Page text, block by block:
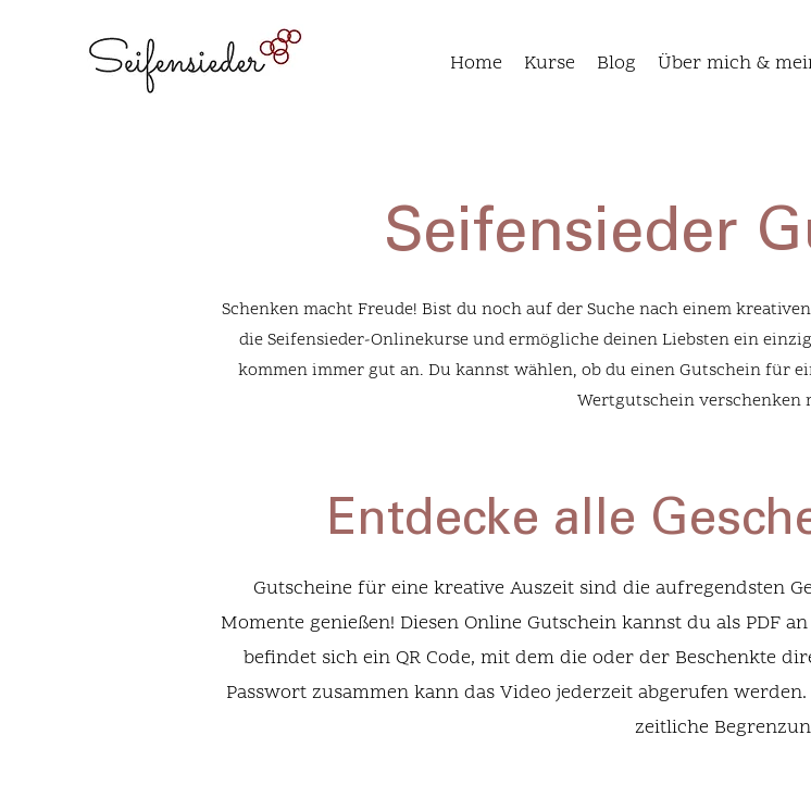
Home Kurse Blog Über mich &
Seifensieder
Schenken macht Freude! Bist du noch auf der Suche nach einem
die Seifensieder-Onlinekurse und ermögliche deinen Liebsten ein
kommen immer gut an. Du kannst wählen, ob du einen Gutschein für
Wertgutschein verschenken
Entdecke alle
Gutscheine für eine kreative Auszeit sind die aufregendsten
Momente genießen! Diesen Online Gutschein kannst du als PDF
befindet sich ein QR Code, mit dem die oder der Beschenkte
Passwort zusammen kann das Video jederzeit abgerufen
zeitliche